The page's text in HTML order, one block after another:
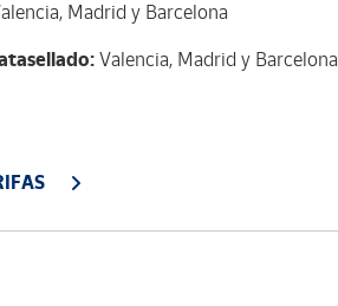
Madrid y Barcelona
Valencia, Madrid y Barcelona